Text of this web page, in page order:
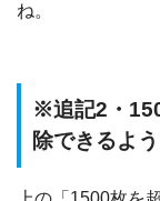
ね。
※追記2・
除できるよ